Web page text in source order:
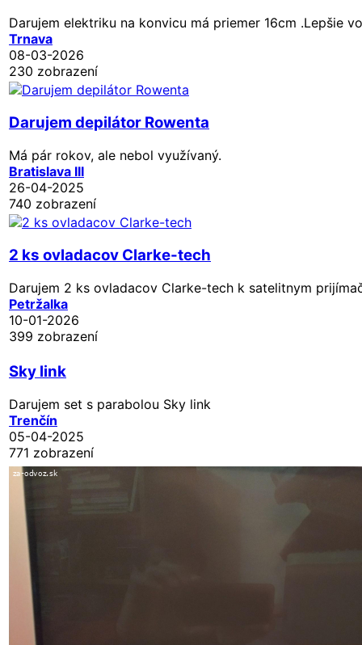
Darujem elektriku na konvicu má priemer 16cm .Lepšie
Trnava
08-03-2026
230 zobrazení
Darujem depilátor Rowenta
Má pár rokov, ale nebol využívaný.
Bratislava III
26-04-2025
740 zobrazení
2 ks ovladacov Clarke-tech
Darujem 2 ks ovladacov Clarke-tech k satelitnym
Petržalka
10-01-2026
399 zobrazení
Sky link
Darujem set s parabolou Sky link
Trenčín
05-04-2025
771 zobrazení